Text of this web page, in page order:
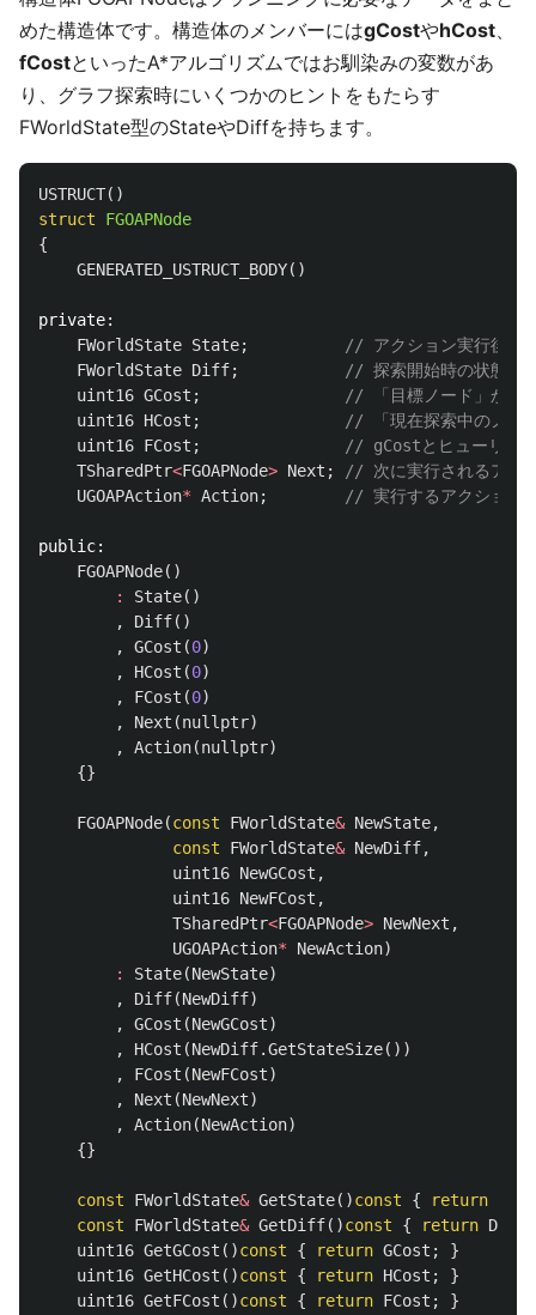
めた構造体です。構造体のメンバーにはgCostやhCost、
fCostといったA*アルゴリズムではお馴染みの変数があ
り、グラフ探索時にいくつかのヒントをもたらす
FWorldState型のStateやDiffを持ちます。
USTRUCT()
struct
FGOAPNode
{
GENERATED_USTRUCT_BODY()
private:
FWorldState State;
// アクション実行後の
FWorldState Diff;
// 探索開始時の状態と
uint16 GCost ;
// 「目標ノード」から
uint16 HCost ;
// 「現在探索中のノー
uint16 FCost ;
// gCostとヒューリス
TSharedPtr<FGOAPNode> Next ;
// 次に実行されるアク
UGOAPAction* Action; // 実行するアクション
public:
FGOAPNode()
:
State()
,
Diff()
,
GCost (0)
,
HCost (0)
,
FCost (0)
,
Next (nullptr)
,
Action(nullptr)
{}
FGOAPNode(const FWorldState& NewState,
const
FWorldState& NewDiff,
uint16 NewGCost ,
uint16 NewFCost ,
TSharedPtr<FGOAPNode> NewNext ,
UGOAPAction* NewAction)
:
State(NewState)
,
Diff(NewDiff)
,
GCost (NewGCost)
,
HCost (NewDiff.GetStateSize())
,
FCost (NewFCost)
,
Next (NewNext)
,
Action(NewAction)
{}
const FWorldState& GetState()const { return
const
FWorldState& GetDiff()const { return Diff
uint16 GetGCost ()const { return GCost ;
}
uint16 GetHCost ()const { return HCost ;
}
uint16 GetFCost ()const { return FCost ;
}